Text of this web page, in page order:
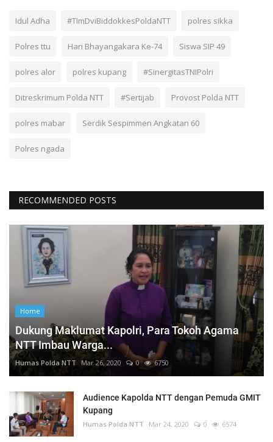
Idul Adha #TImDviBiddokkesPoldaNTT polres sikka
Polres ttu Hari Bhayangakara Ke-74 Siswa SIP 49
polres alor polres kupang #SinergitasTNIPolri
Ditreskrimum Polda NTT #Sertijab Provost Polda NTT
polres mabar Serdik Sespimmen Angkatan 60
Polres ngada
RECOMMENDED POSTS
Home
Dukung Maklumat Kapolri, Para Tokoh Agama
NTT Imbau Warga...
Humas Polda NTT Mar 26, 2020 0 6750
Audience Kapolda NTT dengan Pemuda GMIT
Kupang
Humas Polda NTT Mar 24, 2020 0 6574